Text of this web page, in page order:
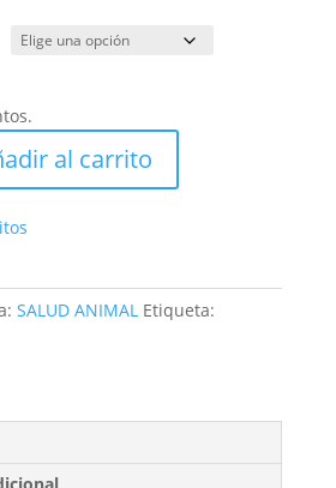
62,95 €
al carrito
SALUD ANIMAL Etiqueta: